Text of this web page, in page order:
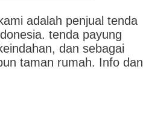
adalah penjual tenda
tenda payung
dan sebagai
taman rumah. Info dan